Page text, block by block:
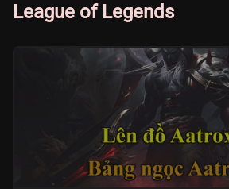
League of Legends